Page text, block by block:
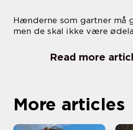
Hænderne som gartner må
men de skal ikke være
Read more
More articles